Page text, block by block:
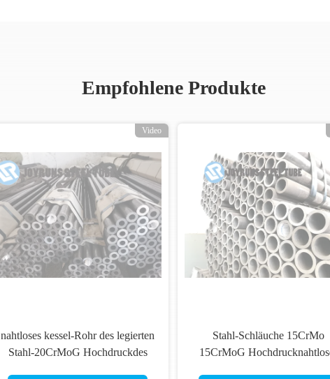
Empfohlene Produkte
Video
nahtloses kessel-Rohr des legierten
Stahl-20CrMoG Hochdruckdes
Stahl-Schläuche 15CrMo
15CrMoG